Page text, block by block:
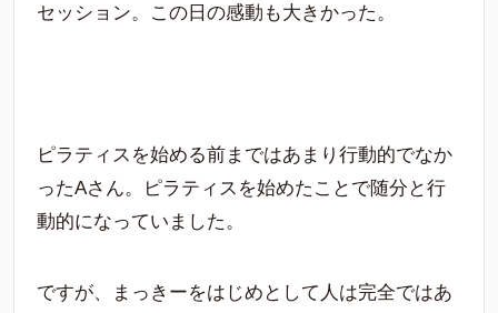
セッション。この日の感動も大きかった。
ピラティスを始める前まではあまり行動的でなか
ったAさん。ピラティスを始めたことで随分と行
動的になっていました。
ですが、まっきーをはじめとして人は完全ではあ